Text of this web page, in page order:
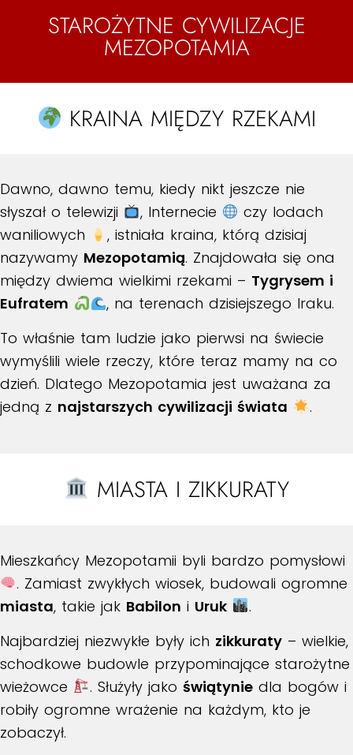
STAROŻYTNE CYWILIZACJE
MEZOPOTAMIA
KRAINA MIĘDZY RZEKAMI
Dawno, dawno temu, kiedy nikt jeszcze nie
słyszał o telewizji
, Internecie
czy lodach
waniliowych
, istniała kraina, którą dzisiaj
nazywamy Mezopotamią. Znajdowała się ona
między dwiema wielkimi rzekami – Tygrysem i
Eufratem
, na terenach dzisiejszego Iraku.
To właśnie tam ludzie jako pierwsi na świecie
wymyślili wiele rzeczy, które teraz mamy na co
dzień. Dlatego Mezopotamia jest uważana za
jedną z najstarszych cywilizacji świata .
MIASTA I ZIKKURATY
Mieszkańcy Mezopotamii byli bardzo pomysłowi
. Zamiast zwykłych wiosek, budowali ogromne
miasta, takie jak Babilon i Uruk
.
Najbardziej niezwykłe były ich zikkuraty – wielkie,
schodkowe budowle przypominające starożytne
wieżowce
. Służyły jako świątyniedla bogów i
robiły ogromne wrażenie na każdym, kto je
zobaczył.